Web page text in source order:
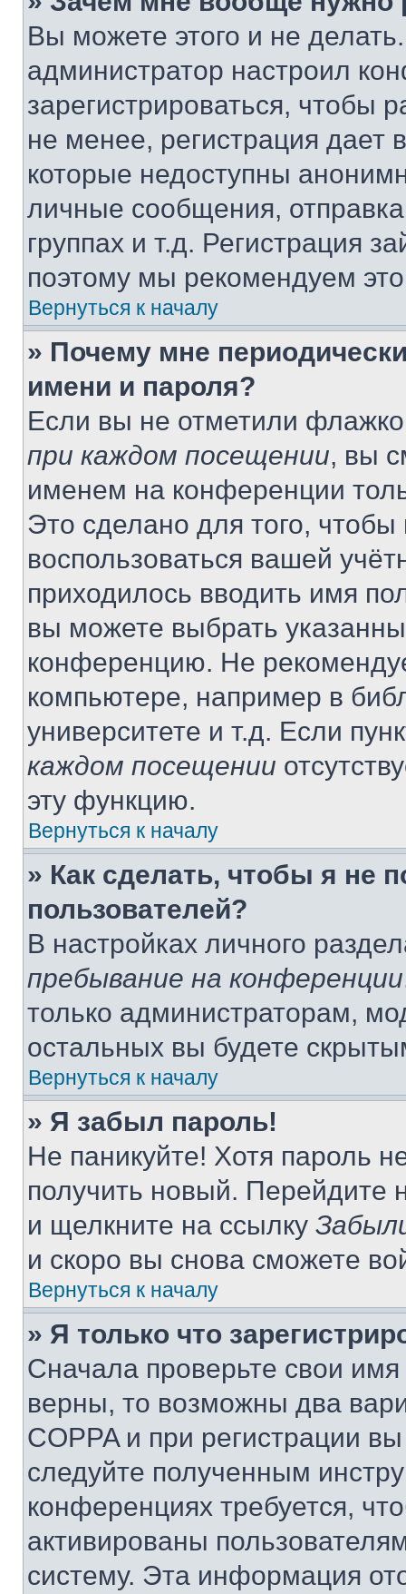
Вы можете этого и не
администратор настроил
зарегистрироваться, чтобы
не менее, регистрация
которые недоступны
личные сообщения,
группах и т.д. Регистрация
поэтому мы рекомендуем
Вернуться к началу
» Почему мне
имени и пароля?
Если вы не отметили
при каждом посещении, вы
именем на конференции
Это сделано для того, чтобы
воспользоваться вашей
приходилось вводить имя
вы можете выбрать
конференцию. Не
компьютере, например в
университете и т.д. Если
каждом посещении
эту функцию.
Вернуться к началу
» Как сделать, чтобы я не
пользователей?
В настройках личного
пребывание на конференции
только администраторам,
остальных вы будете
Вернуться к началу
» Я забыл пароль!
Не паникуйте! Хотя пароль
получить новый. Перейдите
и щелкните на ссылку
и скоро вы снова сможете
Вернуться к началу
» Я только что
Сначала проверьте свои
верны, то возможны два
COPPA и при регистрации
следуйте полученным
конференциях требуется,
активированы
систему. Эта информация